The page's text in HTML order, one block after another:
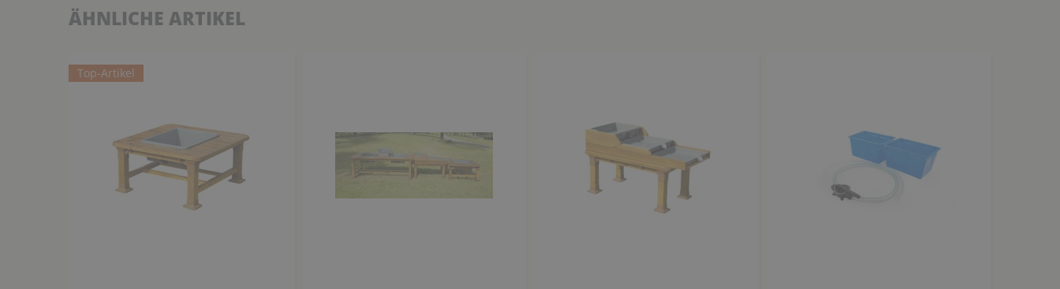
ÄHNLICHE ARTIKEL
Top-Artikel